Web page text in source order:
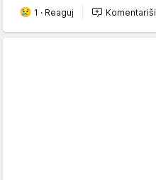
1 · Reaguj Komentariši